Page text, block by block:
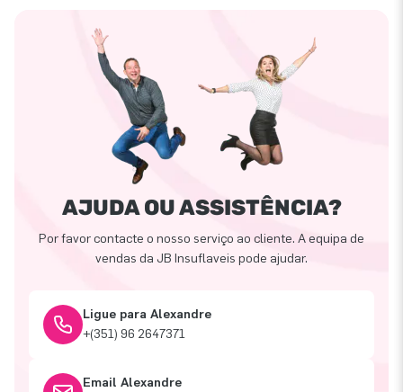
AJUDA OU ASSISTÊNCIA?
Por favor contacte o nosso serviço ao cliente. A equipa de
vendas da JB Insuflaveis pode ajudar.
Ligue para Alexandre
+(351) 96 2647371
Email Alexandre